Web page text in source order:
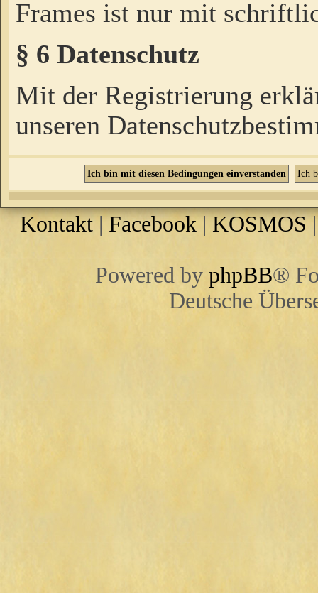
Frames ist nur mit
§ 6 Datenschutz
Mit der Registrierung
unseren
Kontakt |Facebook | KOSMOS
Powered by phpBB®
Deutsche